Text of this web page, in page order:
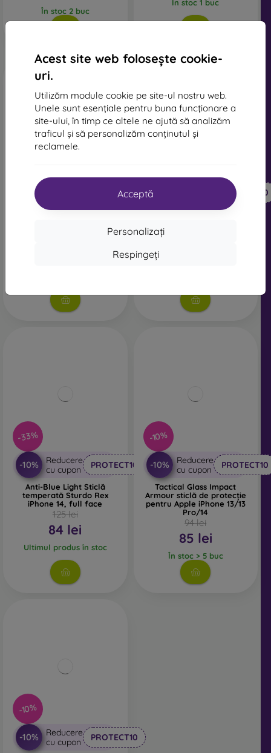
Acest site web folosește cookie-
uri.
Utilizăm module cookie pe site-ul nostru web.
Unele sunt esențiale pentru buna funcționare a
site-ului, în timp ce altele ne ajută să analizăm
traficul și să personalizăm conținutul și
reclamele.
Acceptă
Personalizați
Respingeți
În stoc 2 buc
În stoc 1 buc
-10% PROTECT10 -10% PROTECT10
-33%
-10%
Reducere
cu cupon
PROTECT10
Anti-Blue Light Sticlă
temperată Sturdo Rex
iPhone 14, full face
125 lei
84 lei
Ultimul produs în stoc
-10%
-10%
Reducere
cu cupon
PROTECT10
Tactical Glass Impact
Armour sticlă de protecție
pentru Apple iPhone 13/13
Pro/14
94 lei
85 lei
În stoc > 5 buc
-10%
-10%
Reducere
cu cupon
PROTECT10